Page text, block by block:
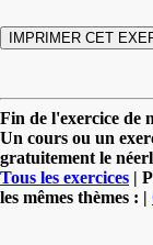
Fin de l'exercice de
Un cours ou un
gratuitement le
Tous les exercices |
les mêmes thèmes : |